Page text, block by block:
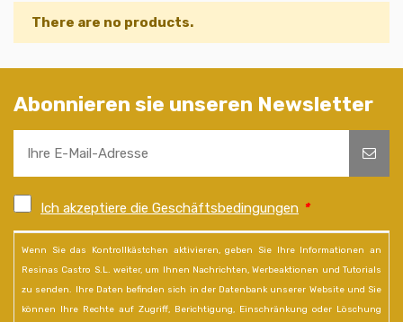
There are no products.
Abonnieren sie unseren Newsletter
Ich akzeptiere die Geschäftsbedingungen *
Wenn Sie das Kontrollkästchen aktivieren, geben Sie Ihre Informationen an
Resinas Castro S.L. weiter, um Ihnen Nachrichten, Werbeaktionen und Tutorials
zu senden. Ihre Daten befinden sich in der Datenbank unserer Website und Sie
können Ihre Rechte auf Zugriff, Berichtigung, Einschränkung oder Löschung